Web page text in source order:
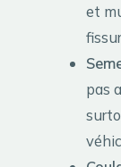
et
pas